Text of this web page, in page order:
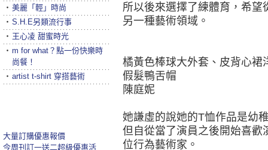
所以後來選擇了練體育，希
另一種藝術領域。
橘黃色棒球大外套、皮背心裙
假髮鴨舌帽
陳庭妮
她謙虛的說她的T恤作品是幼
但自從當了演員之後開始喜歡
位行為藝術家。
‧ 美麗「輕」時尚
‧ S.H.E另類流行事
‧ 王心凌 甜蜜時光
‧ m for what？點一份快樂時
尚餐！
‧ artist t-shirt 穿搭藝術
大量訂購優惠報價
今周刊訂一送二超級優惠活